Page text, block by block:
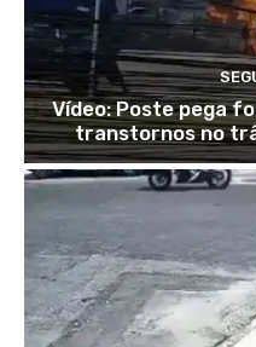
Vídeo: Poste pega
transtornos no